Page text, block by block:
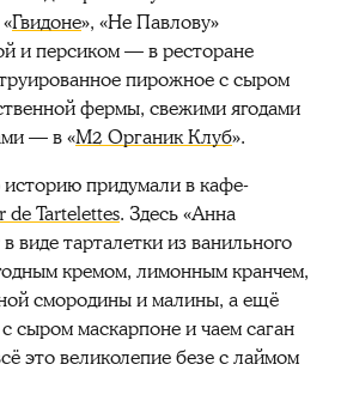
Гвидоне», «Не Павлову»
и персиком — в ресторане
пирожное с сыром
фермы, свежими ягодами
— в «М2 Органик Клуб».
придумали в кафе-
de Tartelettes. Здесь «Анна
виде тарталетки из ванильного
кремом, лимонным кранчем,
смородины и малины, а ещё
сыром маскарпоне и чаем саган
это великолепие безе с лаймом